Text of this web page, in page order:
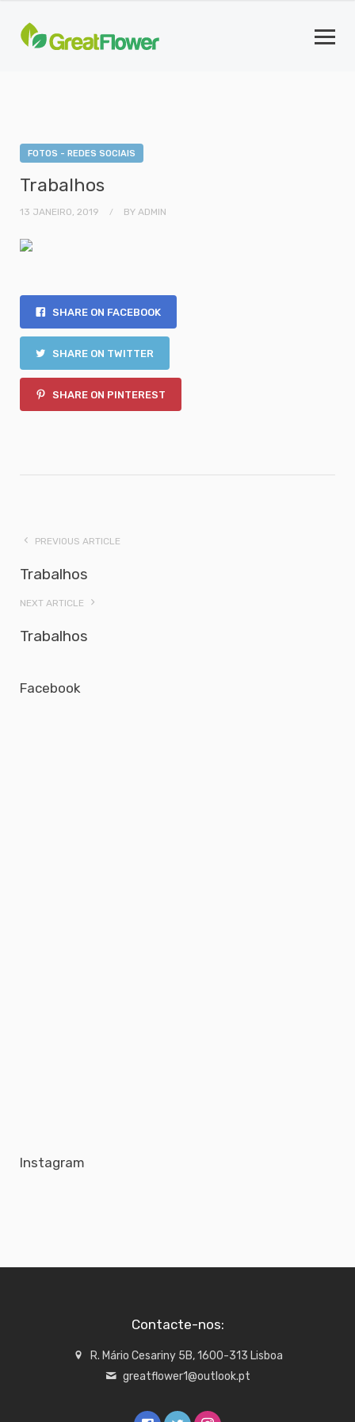
FOTOS - REDES SOCIAIS
Trabalhos
13 JANEIRO, 2019 BY ADMIN
SHARE ON FACEBOOK
SHARE ON TWITTER
SHARE ON PINTEREST
PREVIOUS ARTICLE
Trabalhos
NEXT ARTICLE
Trabalhos
Facebook
Instagram
Contacte-nos:
R. Mário Cesariny 5B, 1600-313 Lisboa
greatflower1@outlook.pt